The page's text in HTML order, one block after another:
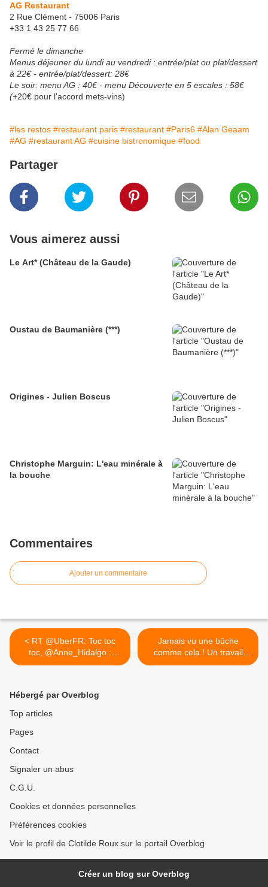
AG Restaurant
2 Rue Clément - 75006 Paris
+33 1 43 25 77 66
Fermé le dimanche
Menus déjeuner du lundi au vendredi : entrée/plat ou plat/dessert
à 22€ - entrée/plat/dessert: 28€
Le soir: menu AG : 40€ - menu Découverte en 5 escales : 58€
(+20€ pour l'accord mets-vins)
#les restos #restaurant paris #restaurant #Paris6 #Alan Geaam
#AG #restaurant AG #cuisine bistronomique #food
Partager
Vous aimerez aussi
Le Art* (Château de la Gaude)
Oustau de Baumanière (***)
Origines - Julien Boscus
Christophe Marguin: L'eau minérale à
la bouche
Commentaires
Ajouter un commentaire
< RT @UberFR: Toc toc
toc, @Anne_Hidalgo :
pourquoi...
Jamais vu une bûche
comme cela ! Un travail
d'orfèvre issu d'une
Hébergé par Overblog
Top articles
Pages
Contact
Signaler un abus
C.G.U.
Cookies et données personnelles
Préférences cookies
Voir le profil de Clotilde Roux sur le portail Overblog
Créer un blog sur Overblog